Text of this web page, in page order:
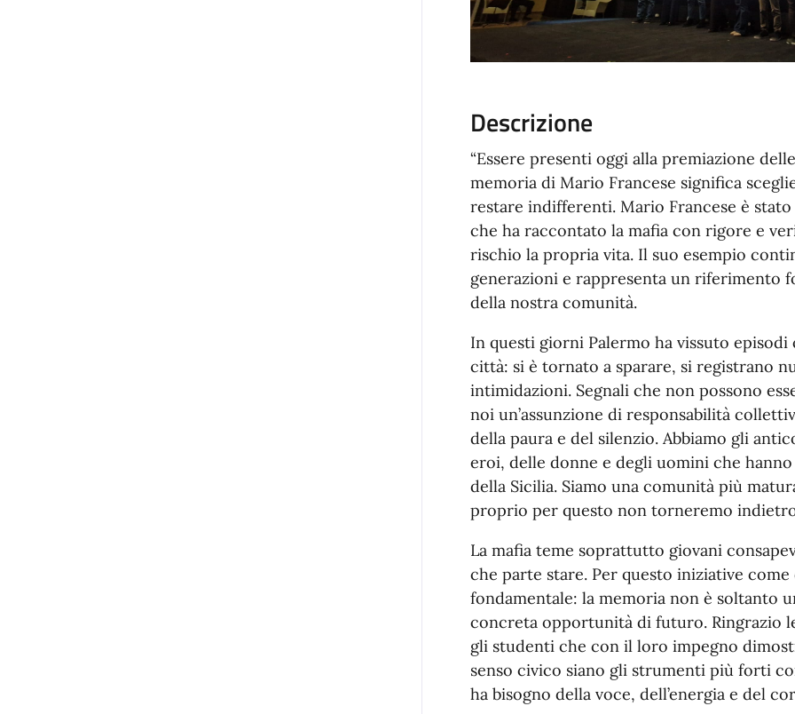
Descrizione
“Essere presenti oggi alla premiazione
memoria di Mario Francese significa
restare indifferenti. Mario Francese è
che ha raccontato la mafia con rigore e
rischio la propria vita. Il suo esempio
generazioni e rappresenta un riferimento
della nostra comunità.
In questi giorni Palermo ha vissuto
città: si è tornato a sparare, si registrano
intimidazioni. Segnali che non possono
noi un’assunzione di responsabilità
della paura e del silenzio. Abbiamo gli
eroi, delle donne e degli uomini che
della Sicilia. Siamo una comunità più
proprio per questo non torneremo
La mafia teme soprattutto giovani
che parte stare. Per questo iniziative come
fondamentale: la memoria non è soltanto
concreta opportunità di futuro. Ringrazio
gli studenti che con il loro impegno
senso civico siano gli strumenti più forti
ha bisogno della voce, dell’energia e del